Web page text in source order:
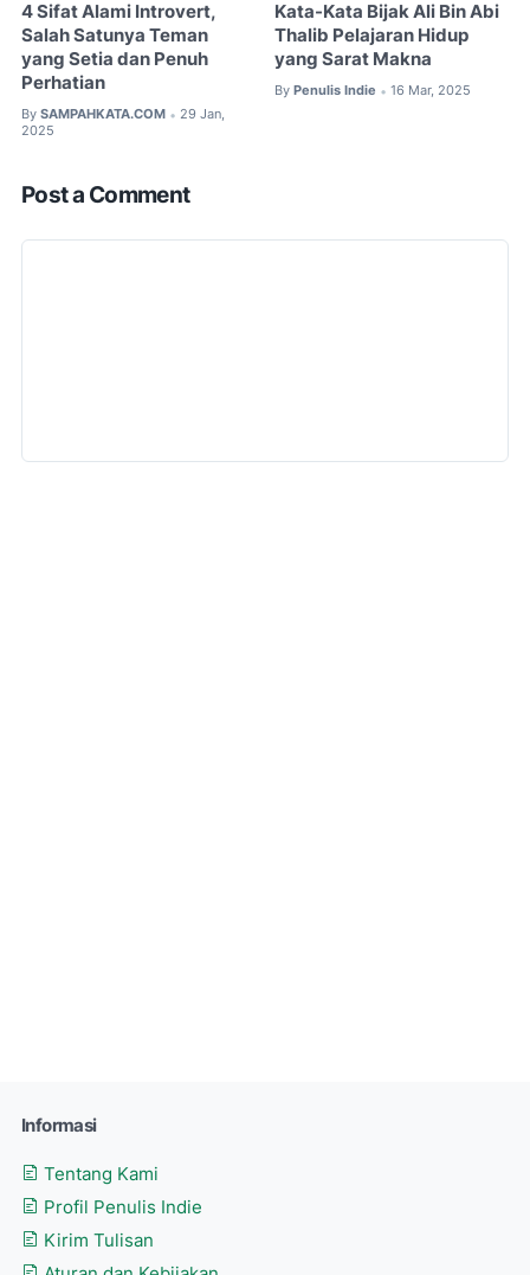
4 Sifat Alami Introvert,
Salah Satunya Teman
yang Setia dan Penuh
Perhatian
By SAMPAHKATA.COM • 29 Jan,
2025
Kata-Kata Bijak Ali Bin Abi
Thalib Pelajaran Hidup
yang Sarat Makna
By Penulis Indie • 16 Mar, 2025
Post a Comment
Informasi
Tentang Kami
Profil Penulis Indie
Kirim Tulisan